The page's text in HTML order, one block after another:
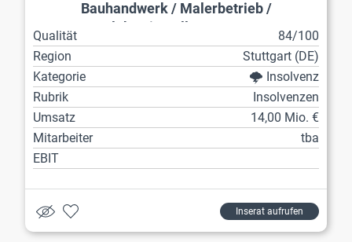
Bauhandwerk / Malerbetrieb /
Qualität
84/100
Region
Stuttgart (DE)
Kategorie
🌩️ Insolvenz
Rubrik
Insolvenzen
Umsatz
14,00 Mio. €
Mitarbeiter
tba
EBIT
Inserat aufrufen